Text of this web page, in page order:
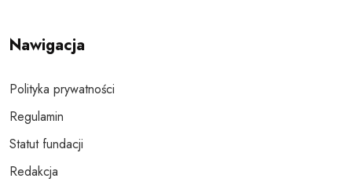
Nawigacja
Polityka prywatności
Regulamin
Statut fundacji
Redakcja